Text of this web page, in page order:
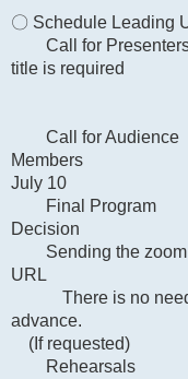
〇 Schedule Leading
Call for Presenters
title is required
Call for Audience
Members
July 10
Final Program
Decision
Sending the zoom
URL Until
There is no need
advance.
(If requested)